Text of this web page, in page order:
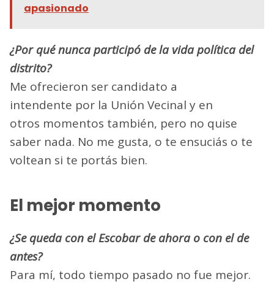
apasionado
¿Por qué nunca participó de la vida política del
distrito?
Me ofrecieron ser candidato a
intendente por la Unión Vecinal y en
otros momentos también, pero no quise
saber nada. No me gusta, o te ensuciás o te
voltean si te portás bien.
El mejor momento
¿Se queda con el Escobar de ahora o con el de
antes?
Para mí, todo tiempo pasado no fue mejor.